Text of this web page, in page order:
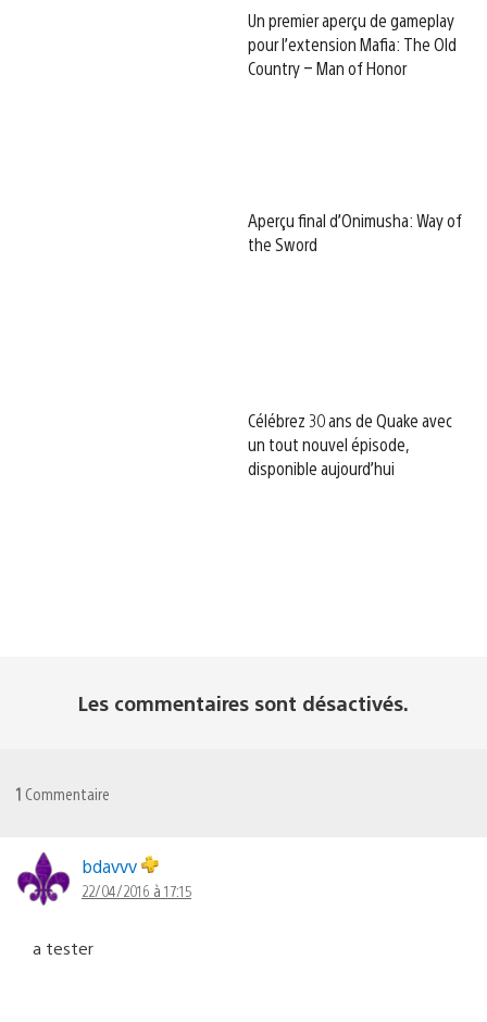
Un premier aperçu de gameplay
pour l’extension Mafia: The Old
Country – Man of Honor
Aperçu final d’Onimusha: Way of
the Sword
Célébrez 30 ans de Quake avec
un tout nouvel épisode,
disponible aujourd’hui
Les commentaires sont désactivés.
1 Commentaire
bdavvv
22/04/2016 à 17:15
a tester